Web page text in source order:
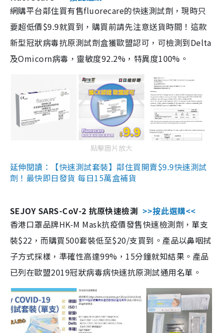
網購平台鄰住買有售fluorecare的快速測試劑，現時只
要超低價$9.9就買到，購買前請先注意送貨時間！這款
新型冠狀病毒抗原測試劑盒獲歐盟認可，可檢測到Delta
及Omicorn病毒，靈敏度92.2%，特異度100%。
點擊圖片放大
延伸閱讀：【快速測試套裝】鄰住買開賣$9.9快速測試
劑！最快即日發貨 每日15萬盒補貨
SEJOY SARS-CoV-2 抗原快速檢測 >>按此選購<<
香港口罩品牌HK-M Mask抗疫價發售快速檢測劑，單支
裝$22，而購買500套裝低至$20/支買到。產品以鼻咽拭
子方式採樣，準確性高達99%，15分鐘就知結果。產品
已列在歐盟2019冠狀病毒病快速抗原測試通用名單。